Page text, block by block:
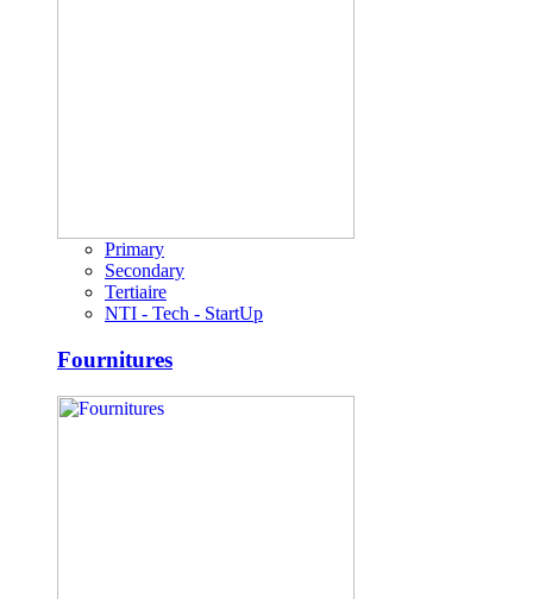
Primary
Secondary
Tertiaire
NTI - Tech - StartUp
Fournitures